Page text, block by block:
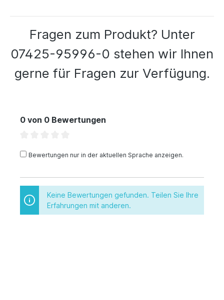
Fragen zum Produkt? Unter
07425-95996-0 stehen wir Ihnen
gerne für Fragen zur Verfügung.
0 von 0 Bewertungen
Bewertungen nur in der aktuellen Sprache anzeigen.
Keine Bewertungen gefunden. Teilen Sie Ihre
Erfahrungen mit anderen.